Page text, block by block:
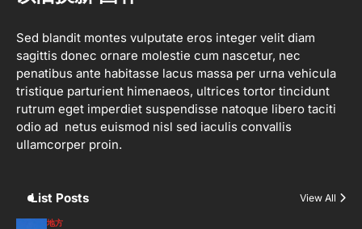
Sed blandit montes vulputate eros integer velit diam
sagittis donec ornare molestie cum nascetur, nec
penatibus ante habitasse lacus massa per urna vehicula
tristique parturient himenaeos, ultrices tortor tincidunt
rutrum eget imperdiet suspendisse natoque libero taciti
odio ad netus euismod nisl sed iaculis convallis
ullamcorper proin.
List Posts View All
地方